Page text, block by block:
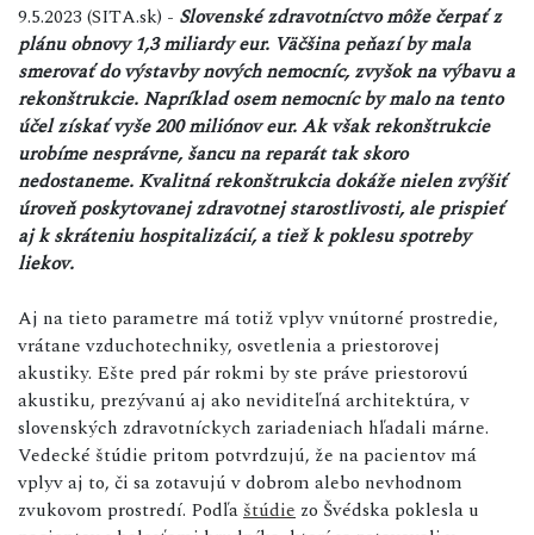
9.5.2023 (SITA.sk) - Slovenské zdravotníctvo môže čerpať z
plánu obnovy 1,3 miliardy eur. Väčšina peňazí by mala
smerovať do výstavby nových nemocníc, zvyšok na výbavu a
rekonštrukcie. Napríklad osem nemocníc by malo na tento
účel získať vyše 200 miliónov eur. Ak však rekonštrukcie
urobíme nesprávne, šancu na reparát tak skoro
nedostaneme. Kvalitná rekonštrukcia dokáže nielen zvýšiť
úroveň poskytovanej zdravotnej starostlivosti, ale prispieť
aj k skráteniu hospitalizácií, a tiež k poklesu spotreby
liekov.
Aj na tieto parametre má totiž vplyv vnútorné prostredie,
vrátane vzduchotechniky, osvetlenia a priestorovej
akustiky. Ešte pred pár rokmi by ste práve priestorovú
akustiku, prezývanú aj ako neviditeľná architektúra, v
slovenských zdravotníckych zariadeniach hľadali márne.
Vedecké štúdie pritom potvrdzujú, že na pacientov má
vplyv aj to, či sa zotavujú v dobrom alebo nevhodnom
zvukovom prostredí. Podľa štúdie zo Švédska poklesla u